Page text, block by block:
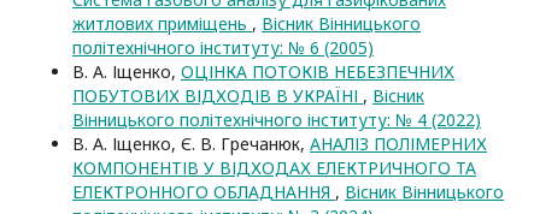
житлових приміщень , Вісник Вінницького
політехнічного інституту: № 6 (2005)
В. А. Іщенко, ОЦІНКА ПОТОКІВ НЕБЕЗПЕЧНИХ
ПОБУТОВИХ ВІДХОДІВ В УКРАЇНІ , Вісник
Вінницького політехнічного інституту: № 4 (2022)
В. А. Іщенко, Є. В. Гречанюк, АНАЛІЗ ПОЛІМЕРНИХ
КОМПОНЕНТІВ У ВІДХОДАХ ЕЛЕКТРИЧНОГО ТА
ЕЛЕКТРОННОГО ОБЛАДНАННЯ , Вісник Вінницького